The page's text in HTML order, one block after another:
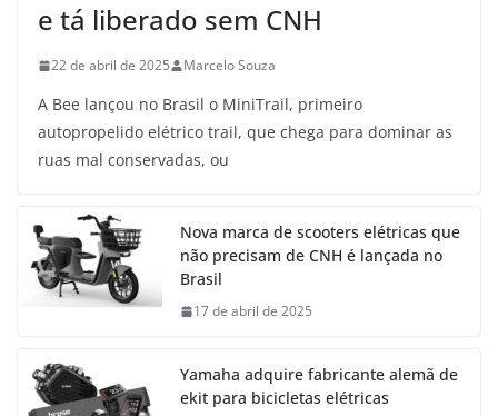
e tá liberado sem CNH
22 de abril de 2025 Marcelo Souza
A Bee lançou no Brasil o MiniTrail, primeiro
autopropelido elétrico trail, que chega para dominar as
ruas mal conservadas, ou
Nova marca de scooters elétricas que
não precisam de CNH é lançada no
Brasil
17 de abril de 2025
Yamaha adquire fabricante alemã de
ekit para bicicletas elétricas